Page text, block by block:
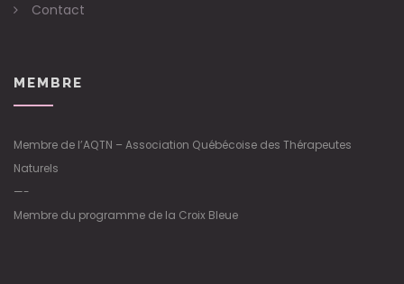
Contact
MEMBRE
Membre de l’AQTN – Association Québécoise des Thérapeutes
Naturels
—-
Membre du programme de la Croix Bleue